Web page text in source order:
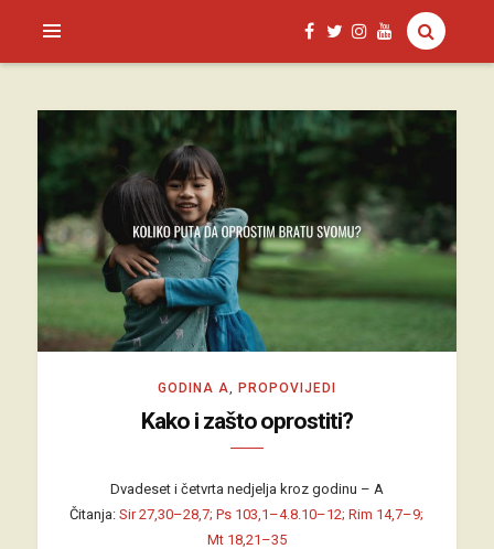
SAGUD.XYZ
GODINA A PROPOVIJEDI
Kako i zašto oprostiti?
Dvadeset i četvrta nedjelja kroz godinu – A
Čitanja:Sir 27,30–28,7; Ps 103,1–4.8.10–12; Rim 14,7–9;
Mt 18,21–35